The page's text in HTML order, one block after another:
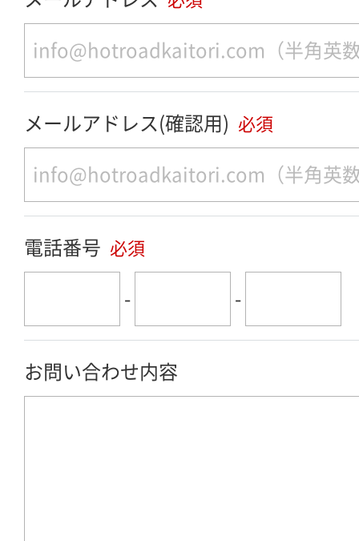
メールアドレス(確認用) 必須
電話番号 必須
- -
お問い合わせ内容